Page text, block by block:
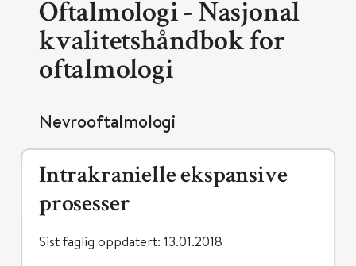
Oftalmologi - Nasjonal
kvalitetshåndbok for
oftalmologi
Nevrooftalmologi
Intrakranielle ekspansive
prosesser
Sist faglig oppdatert: 13.01.2018